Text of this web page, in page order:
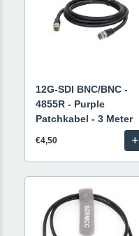
12G-SDI BNC/BNC -
4855R - Purple
Patchkabel - 3 Meter
€4,50 +